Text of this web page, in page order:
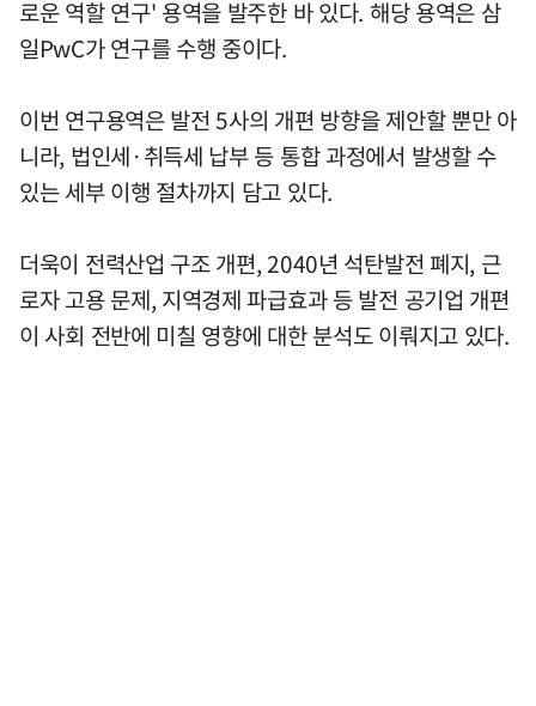
로운 역할 연구' 용역을 발주한 바 있다. 해당 용역은 삼
일PwC가 연구를 수행 중이다.
이번 연구용역은 발전 5사의 개편 방향을 제안할 뿐만 아
니라, 법인세·취득세 납부 등 통합 과정에서 발생할 수
있는 세부 이행 절차까지 담고 있다.
더욱이 전력산업 구조 개편, 2040년 석탄발전 폐지, 근
로자 고용 문제, 지역경제 파급효과 등 발전 공기업 개편
이 사회 전반에 미칠 영향에 대한 분석도 이뤄지고 있다.